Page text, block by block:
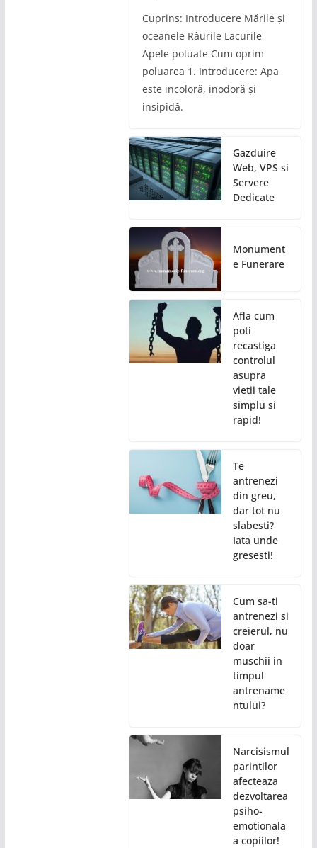
Cuprins: Introducere Mările și
oceanele Râurile Lacurile
Apele poluate Cum oprim
poluarea 1. Introducere: Apa
este incoloră, inodoră și
insipidă.
Gazduire
Web, VPS si
Servere
Dedicate
Monument
e Funerare
Afla cum
poti
recastiga
controlul
asupra
vietii tale
simplu si
rapid!
Te
antrenezi
din greu,
dar tot nu
slabesti?
Iata unde
gresesti!
Cum sa-ti
antrenezi si
creierul, nu
doar
muschii in
timpul
antrename
ntului?
Narcisismul
parintilor
afecteaza
dezvoltarea
psiho-
emotionala
a copiilor!